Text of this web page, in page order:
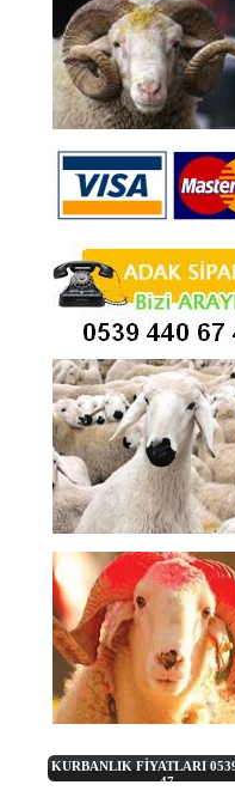
KURBANLIK FİYATLARI
47